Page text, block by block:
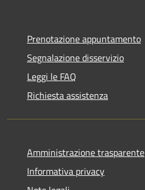
Prenotazione appuntamento
Segnalazione disservizio
Leggi le FAQ
Richiesta assistenza
Amministrazione trasparente
Informativa privacy